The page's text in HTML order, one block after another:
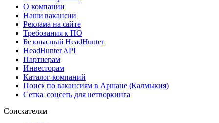
О компании
Наши вакансии
Реклама на сайте
Требования к ПО
Безопасный HeadHunter
HeadHunter API
Партнерам
Инвесторам
Каталог компаний
Поиск по вакансиям в Аршане (Калмыкия)
Сетка: соцсеть для нетворкинга
Соискателям